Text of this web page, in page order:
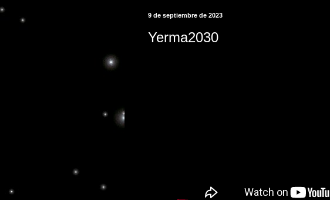
9 de septiembre de 2023
Yerma2030